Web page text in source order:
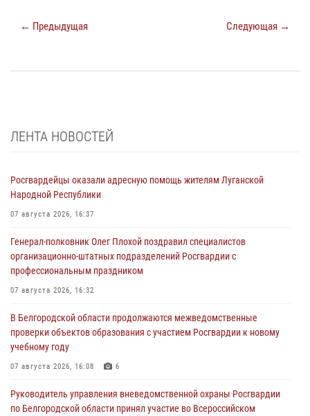
← Предыдущая Следующая →
ЛЕНТА НОВОСТЕЙ
Росгвардейцы оказали адресную помощь жителям Луганской
Народной Республики
07 августа 2026, 16:37
Генерал-полковник Олег Плохой поздравил специалистов
организационно-штатных подразделений Росгвардии с
профессиональным праздником
07 августа 2026, 16:32
В Белгородской области продолжаются межведомственные
проверки объектов образования с участием Росгвардии к новому
учебному году
07 августа 2026, 16:08 6
Руководитель управления вневедомственной охраны Росгвардии
по Белгородской области принял участие во Всероссийском